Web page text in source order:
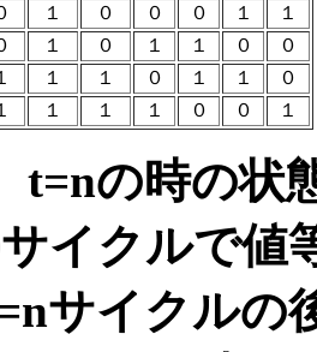
１ ０ ０ ０ １
１
１ ０ １ １ ０
０
１ １ ０ １ １
０
１ １ １ ０ ０ １
t=nの時の状
イクルで値
サイクルの